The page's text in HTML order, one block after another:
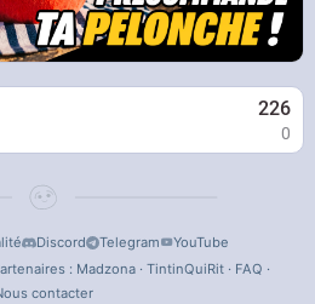
226
0
Discord Telegram
YouTube
: Madzona· TintinQuiRit· FAQ ·
contacter